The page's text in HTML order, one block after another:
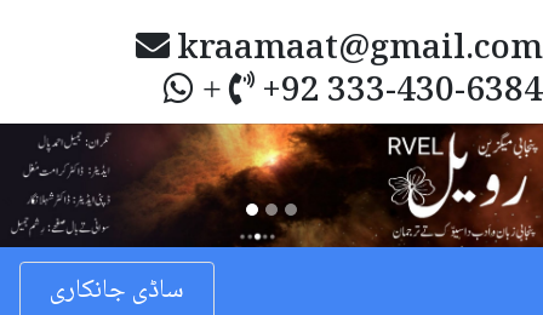
kraamaat@gmail.com
+ +92 333-430-6384
Previous
ساڈی جانکاری